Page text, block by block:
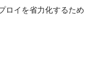
ロイを省力化するため